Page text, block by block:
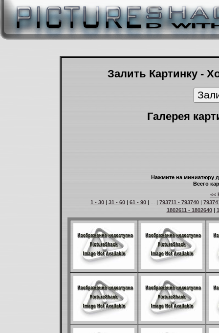
Залить Картинку -
Галерея
Нажмите на миниатюру
Всего
<<
1 - 30 | 31 - 60 | 61 - 90 | ... | 793711 - 793740 |
1802611 - 1802640|